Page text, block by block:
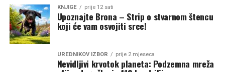
KNJIGE prije 12 sati
Upoznajte Brona – Strip o stvarnom štencu
koji će vam osvojiti srce!
UREDNIKOV IZBOR prije 2 mjeseca
Nevidljivi krvotok planeta: Podzemna mreža